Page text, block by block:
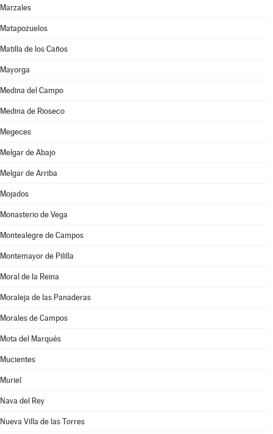
Marzales
Matapozuelos
Matilla de los Caños
Mayorga
Medina del Campo
Medina de Rioseco
Megeces
Melgar de Abajo
Melgar de Arriba
Mojados
Monasterio de Vega
Montealegre de Campos
Montemayor de Pililla
Moral de la Reina
Moraleja de las Panaderas
Morales de Campos
Mota del Marqués
Mucientes
Muriel
Nava del Rey
Nueva Villa de las Torres